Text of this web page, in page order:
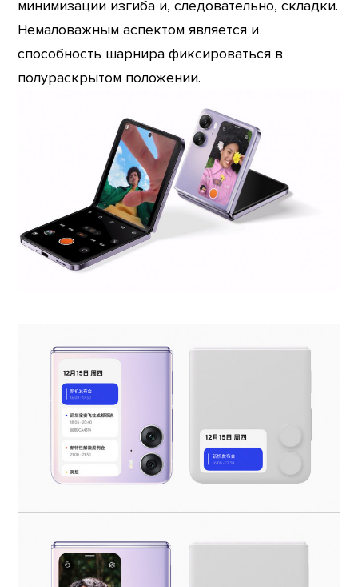
минимизации изгиба и, следовательно, складки.
Немаловажным аспектом является и
способность шарнира фиксироваться в
полураскрытом положении.